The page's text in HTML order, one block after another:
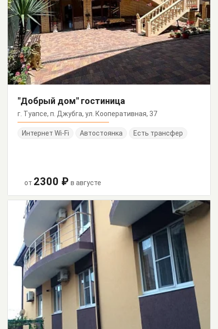
"Добрый дом" гостиница
г. Туапсе, п. Джубга, ул. Кооперативная, 37
Интернет Wi-Fi Автостоянка Есть трансфер
от 2300 ₽ в августе